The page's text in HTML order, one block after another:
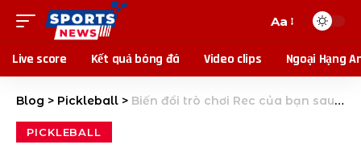
Aa
Live score Kết quả bóng đá Video clips Ngoại Hạng
Blog > Pickleball > Biến đổi trò chơi Rec của bạn sau 15 phút – The Dink Pickleball
PICKLEBALL